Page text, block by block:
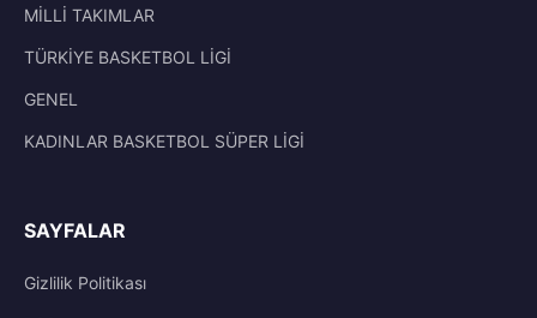
MİLLİ TAKIMLAR
TÜRKİYE BASKETBOL LİGİ
GENEL
KADINLAR BASKETBOL SÜPER LİGİ
SAYFALAR
Gizlilik Politikası